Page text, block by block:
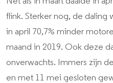
flink. Sterker nog, de daling
in april 70,7% minder
maand in 2019. Ook deze
onverwachts. Immers zijn
en met 11 mei gesloten